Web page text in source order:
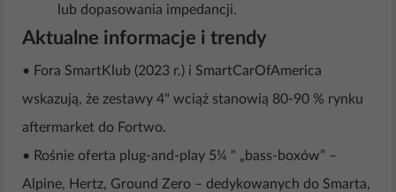
lub dopasowania impedancji.
Aktualne informacje i trendy
• Fora SmartKlub (2023 r.) i SmartCarOfAmerica
wskazują, że zestawy 4" wciąż stanowią 80-90 % rynku
aftermarket do Fortwo.
• Rośnie oferta plug-and-play 5¼ " „bass-boxów” –
Alpine, Hertz, Ground Zero – dedykowanych do Smarta,